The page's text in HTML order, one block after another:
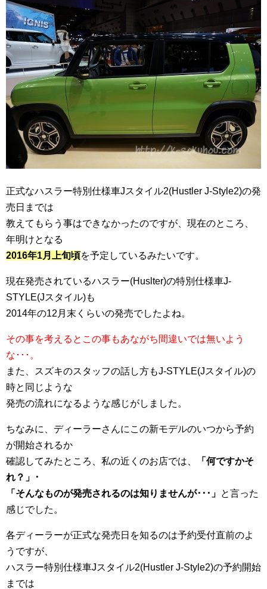
正式なハスラー特別仕様車Jスタイル2(Hustler J-Style2)の発
売日までは
教えてもらう事はできなかったのですが、現在のところ、
年明けとなる
2016年1月上旬頃を予定しているみたいです。
現在発売されているハスラー(Huslter)の特別仕様車J-
STYLE(Jスタイル)も
2014年の12月末くらいの発売でしたよね。
その事を考えるとこの事もあながち間違いでは無いよう
な･･･。
また、スズキのスタッフの話し方もJ-STYLE(Jスタイル)の
時と同じような
発売の流れになるような感じがしました。
ちなみに、ディーラーさんにこの新モデルのいつから予約
が開始されるか
確認してみたところ、私の近くのお店では、
「何ですかそ
れ？」･
「そんなものが発売されるのは知りませんが･･･」 と言った
感じでした。
各ディーラーが正式な発売日を知るのは予約受付直前のよ
うですが、
ハスラー特別仕様車Jスタイル2(Hustler J-Style2)の予約開始
までは